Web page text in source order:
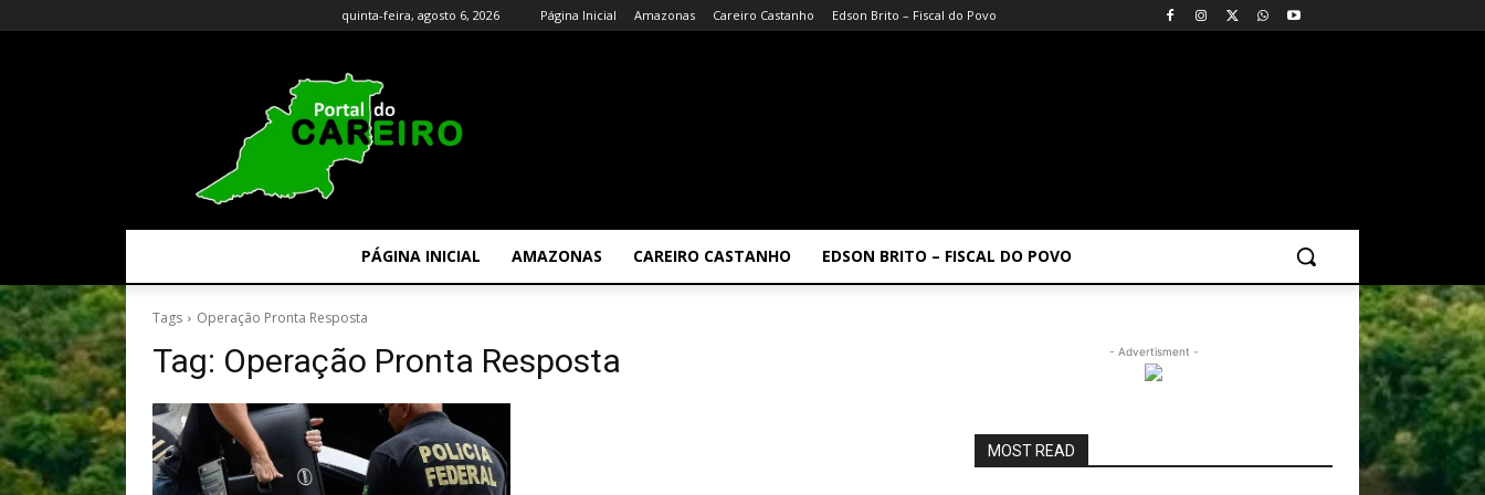
quinta-feira, agosto 6, 2026 Página Inicial Amazonas Careiro Castanho Edson Brito – Fiscal do Povo
PÁGINA INICIAL AMAZONAS CAREIRO CASTANHO EDSON BRITO – FISCAL DO POVO
Tags Operação Pronta Resposta
Tag: Operação Pronta Resposta - Advertisment -
MOST READ